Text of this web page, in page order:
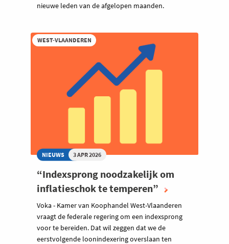
nieuwe leden van de afgelopen maanden.
WEST-VLAANDEREN
NIEUWS 3 APR 2026
“Indexsprong noodzakelijk om
inflatieschok te temperen”
Voka - Kamer van Koophandel West-Vlaanderen
vraagt de federale regering om een indexsprong
voor te bereiden. Dat wil zeggen dat we de
eerstvolgende loonindexering overslaan ten